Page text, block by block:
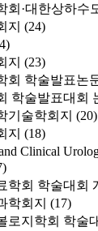
회·대한상하수
지 (24)
지 (23)
회 학술발표논
학술발표대회
기술학회지 (20)
지 (18)
Clinical
학회 학술대회
학회지 (17)
로지학회 학술